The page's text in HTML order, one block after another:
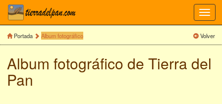
Portada Album fotográfico Volver
Album fotográfico de Tierra del
Pan